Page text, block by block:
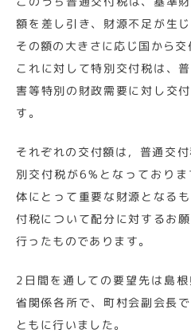
額を差し引き、財源不足が生
その額の大きさに応じ国から交
これに対して特別交付税は、
害等特別の財政需要に対し交
す。
それぞれの交付額は，普通交
別交付税が6%となっており
体にとって重要な財源となる
付税について配分に対するお
行ったものであります。
2日間を通しての要望先は島
省関係各所で、町村会副会長
ともに行いました。